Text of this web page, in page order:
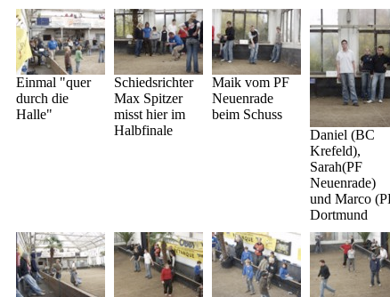
Einmal "quer
durch die
Halle"
Schiedsrichter
Max Spitzer
misst hier im
Halbfinale
Maik vom PF
Neuenrade
beim Schuss
Daniel (BC
Krefeld),
Sarah(PF
Neuenrade)
und Marco
Dortmund